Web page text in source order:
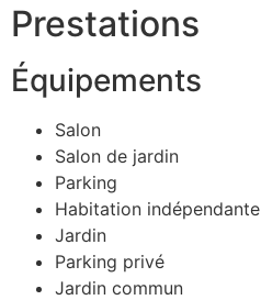
Prestations
Équipements
Salon
Salon de jardin
Parking
Habitation indépendante
Jardin
Parking privé
Jardin commun